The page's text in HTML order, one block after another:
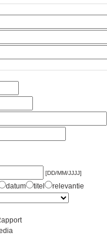
[DD/MM/JJJJ]
datum titel
relevantie